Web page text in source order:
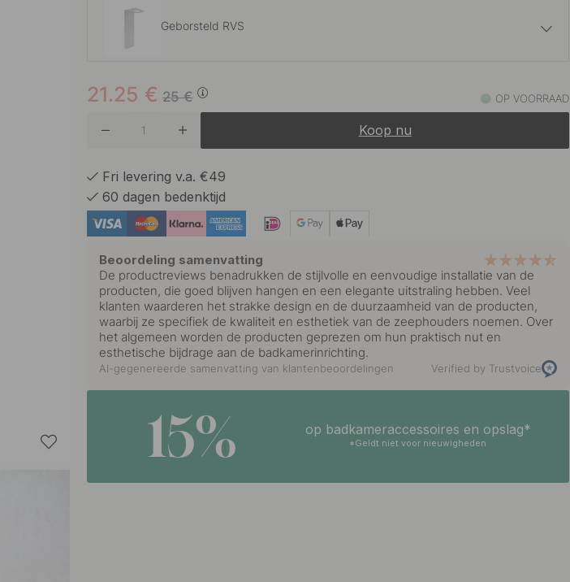
Geborsteld RVS
Chroom
Op voorraad
21.25 €
25€
21.25 € OP VOORRAAD
Koop nu
Fri levering v.a. €49
60 dagen bedenktijd
Beoordeling samenvatting
De productreviews benadrukken de stijlvolle en eenvoudige installatie van de
producten, die goed blijven hangen en een elegante uitstraling hebben. Veel
klanten waarderen het strakke design en de duurzaamheid van de producten,
waarbij ze specifiek de kwaliteit en esthetiek van de zeephouders noemen. Over
het algemeen worden de producten geprezen om hun praktisch nut en
esthetische bijdrage aan de badkamerinrichting.
AI-gegenereerde samenvatting van klantenbeoordelingen Verified by Trustvoice
15% op badkameraccessoires en opslag*
*Geldt niet voor nieuwigheden